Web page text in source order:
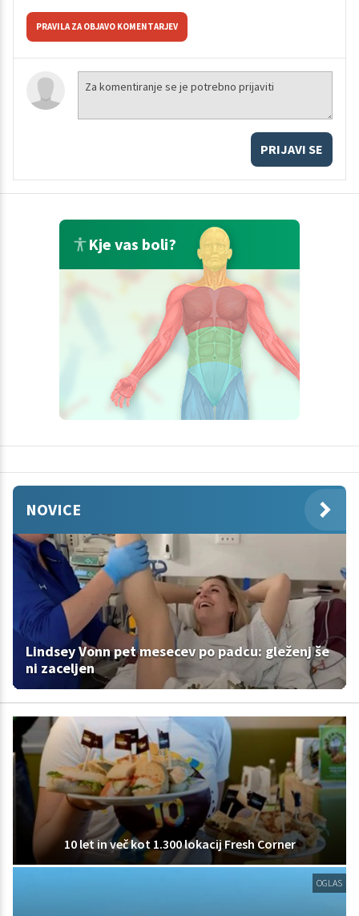
PRAVILA ZA OBJAVO KOMENTARJEV
PRIJAVI SE
Kje vas boli?
NOVICE
Lindsey Vonn pet mesecev po padcu: gleženj še
ni zaceljen
10 let in več kot 1.300 lokacij Fresh Corner
OGLAS